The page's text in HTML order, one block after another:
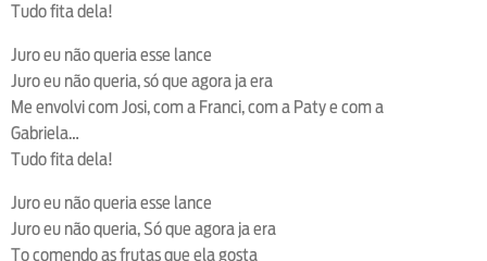
Tudo fita dela!
Juro eu não queria esse lance
Juro eu não queria, só que agora ja era
Me envolvi com Josi, com a Franci, com a Paty e com a
Gabriela…
Tudo fita dela!
Juro eu não queria esse lance
Juro eu não queria, Só que agora ja era
To comendo as frutas que ela gosta